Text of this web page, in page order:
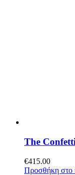
The
€415.00
Προσθήκη στο